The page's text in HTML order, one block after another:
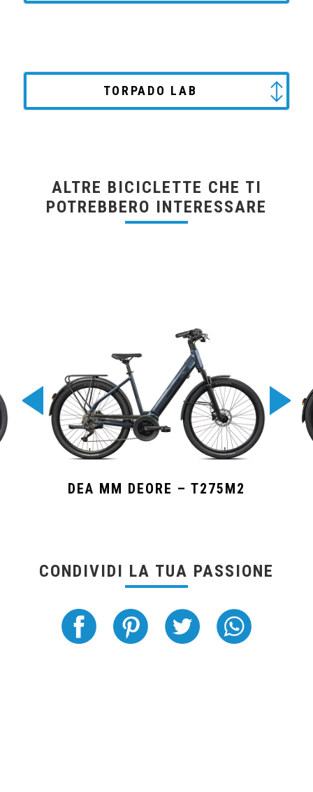
TORPADO LAB
ALTRE BICICLETTE CHE TI
POTREBBERO INTERESSARE
DEA MM DEORE – T275M2
CONDIVIDI LA TUA PASSIONE